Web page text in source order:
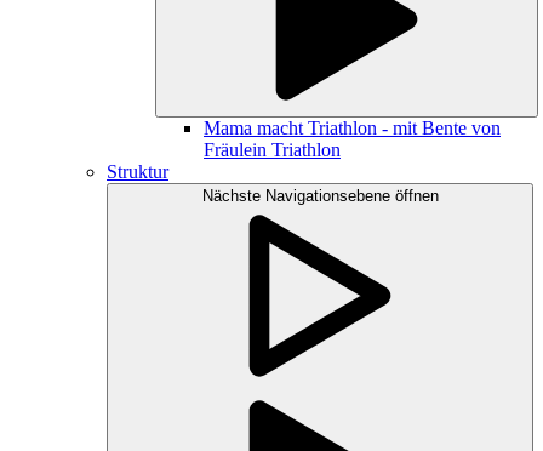
Mama macht Triathlon - mit Bente von
Fräulein Triathlon
Struktur
Nächste Navigationsebene öffnen